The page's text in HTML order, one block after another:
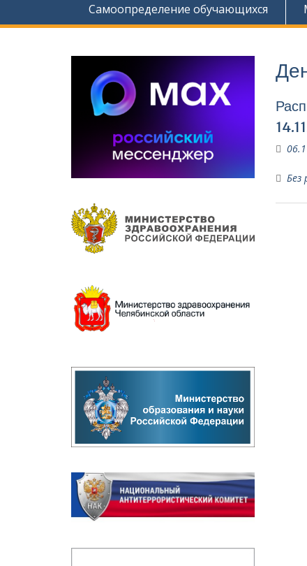
Самоопределение обучающихся
Без